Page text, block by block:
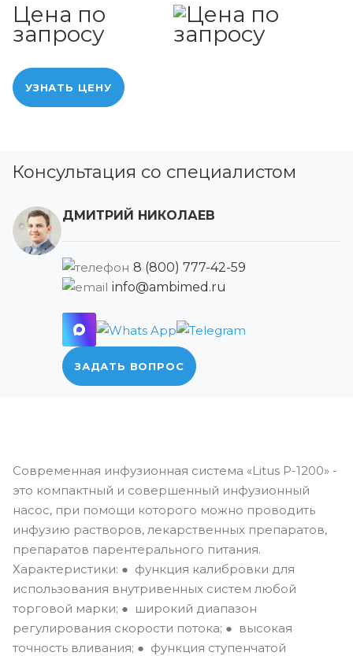
Цена по
запросу
УЗНАТЬ ЦЕНУ
Консультация со специалистом
ДМИТРИЙ НИКОЛАЕВ
8 (800) 777-42-59
info@ambimed.ru
ЗАДАТЬ ВОПРОС
Современная инфузионная система «Litus P-1200» -
это компактный и совершенный инфузионный
насос, при помощи которого можно проводить
инфузию растворов, лекарственных препаратов,
препаратов парентерального питания.
Характеристики: ● функция калибровки для
использования внутривенных систем любой
торговой марки; ● широкий диапазон
регулирования скорости потока; ● высокая
точность вливания; ● функция ступенчатой